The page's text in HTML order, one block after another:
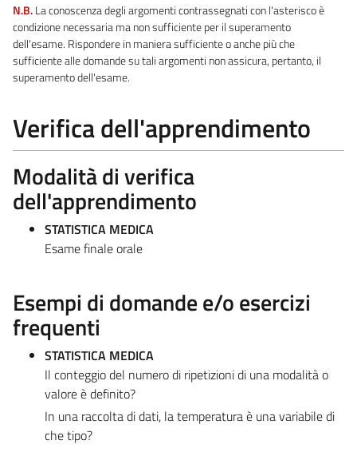
N.B.La conoscenza degli argomenti contrassegnati con l'asterisco è
condizione necessaria ma non sufficiente per il superamento
dell'esame. Rispondere in maniera sufficiente o anche più che
sufficiente alle domande su tali argomenti non assicura, pertanto, il
superamento dell'esame.
Verifica dell'apprendimento
Modalità di verifica
dell'apprendimento
STATISTICA MEDICA
Esame finale orale
Esempi di domande e/o esercizi
frequenti
STATISTICA MEDICA
Il conteggio del numero di ripetizioni di una modalità o
valore è definito?
In una raccolta di dati, la temperatura è una variabile di
che tipo?